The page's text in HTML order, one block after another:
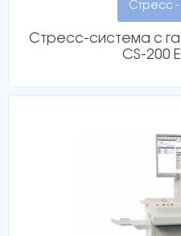
Стресс
Стресс-система с
CS-200